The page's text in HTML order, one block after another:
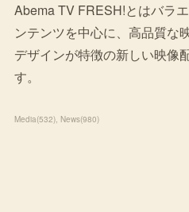
Abema TV FRESH!とはバラ
ンテンツを中心に、高品質な
デザインが特徴の新しい映像
す。
Media(532) News(980)